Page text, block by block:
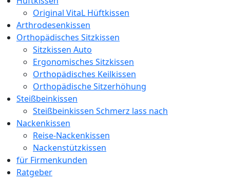
Original VitaL Hüftkissen
Arthrodesenkissen
Orthopädisches Sitzkissen
Sitzkissen Auto
Ergonomisches Sitzkissen
Orthopädisches Keilkissen
Orthopädische Sitzerhöhung
Steißbeinkissen
Steißbeinkissen Schmerz lass nach
Nackenkissen
Reise-Nackenkissen
Nackenstützkissen
für Firmenkunden
Ratgeber